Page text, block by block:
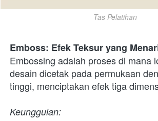
Tas Pelatihan
Emboss: Efek Teksur yang
Embossing adalah proses di mana
desain dicetak pada permukaan
tinggi, menciptakan efek tiga
Keunggulan: